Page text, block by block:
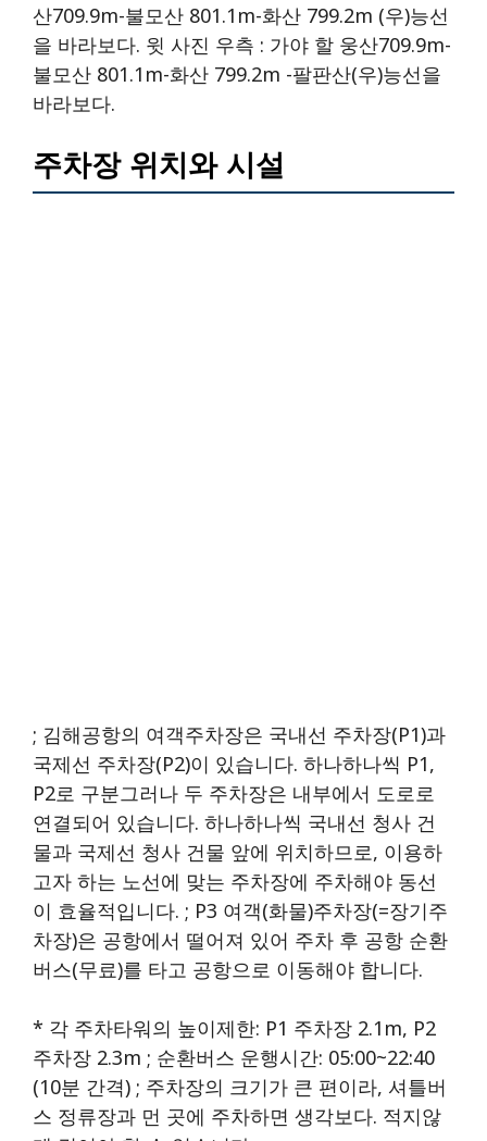
산709.9m-불모산 801.1m-화산 799.2m (우)능선
을 바라보다. 윗 사진 우측 : 가야 할 웅산709.9m-
불모산 801.1m-화산 799.2m -팔판산(우)능선을
바라보다.
주차장 위치와 시설
; 김해공항의 여객주차장은 국내선 주차장(P1)과
국제선 주차장(P2)이 있습니다. 하나하나씩 P1,
P2로 구분그러나 두 주차장은 내부에서 도로로
연결되어 있습니다. 하나하나씩 국내선 청사 건
물과 국제선 청사 건물 앞에 위치하므로, 이용하
고자 하는 노선에 맞는 주차장에 주차해야 동선
이 효율적입니다. ; P3 여객(화물)주차장(=장기주
차장)은 공항에서 떨어져 있어 주차 후 공항 순환
버스(무료)를 타고 공항으로 이동해야 합니다.
* 각 주차타워의 높이제한: P1 주차장 2.1m, P2
주차장 2.3m ; 순환버스 운행시간: 05:00~22:40
(10분 간격) ; 주차장의 크기가 큰 편이라, 셔틀버
스 정류장과 먼 곳에 주차하면 생각보다. 적지않